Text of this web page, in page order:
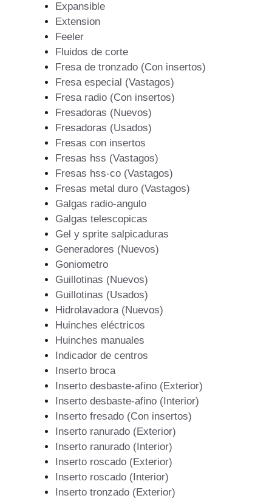
Expansible
Extension
Feeler
Fluidos de corte
Fresa de tronzado (Con insertos)
Fresa especial (Vastagos)
Fresa radio (Con insertos)
Fresadoras (Nuevos)
Fresadoras (Usados)
Fresas con insertos
Fresas hss (Vastagos)
Fresas hss-co (Vastagos)
Fresas metal duro (Vastagos)
Galgas radio-angulo
Galgas telescopicas
Gel y sprite salpicaduras
Generadores (Nuevos)
Goniometro
Guillotinas (Nuevos)
Guillotinas (Usados)
Hidrolavadora (Nuevos)
Huinches eléctricos
Huinches manuales
Indicador de centros
Inserto broca
Inserto desbaste-afino (Exterior)
Inserto desbaste-afino (Interior)
Inserto fresado (Con insertos)
Inserto ranurado (Exterior)
Inserto ranurado (Interior)
Inserto roscado (Exterior)
Inserto roscado (Interior)
Inserto tronzado (Exterior)